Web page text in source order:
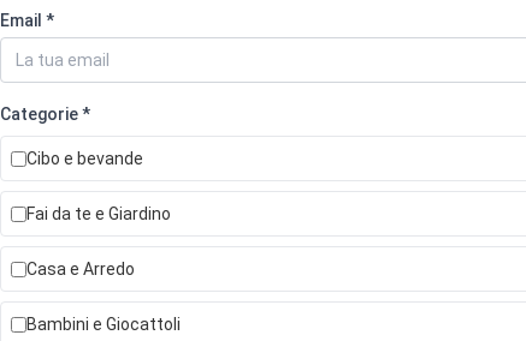
Email *
Categorie *
Cibo e bevande
Fai da te e Giardino
Casa e Arredo
Bambini e Giocattoli